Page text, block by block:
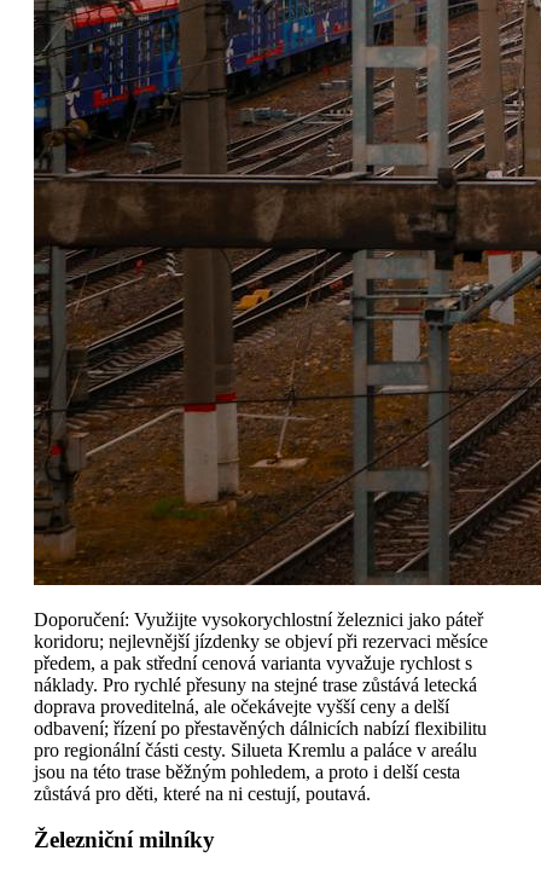
Doporučení: Využijte vysokorychlostní železnici jako páteř
koridoru; nejlevnější jízdenky se objeví při rezervaci měsíce
předem, a pak střední cenová varianta vyvažuje rychlost s
náklady. Pro rychlé přesuny na stejné trase zůstává letecká
doprava proveditelná, ale očekávejte vyšší ceny a delší
odbavení; řízení po přestavěných dálnicích nabízí flexibilitu
pro regionální části cesty. Silueta Kremlu a paláce v areálu
jsou na této trase běžným pohledem, a proto i delší cesta
zůstává pro děti, které na ni cestují, poutavá.
Železniční milníky